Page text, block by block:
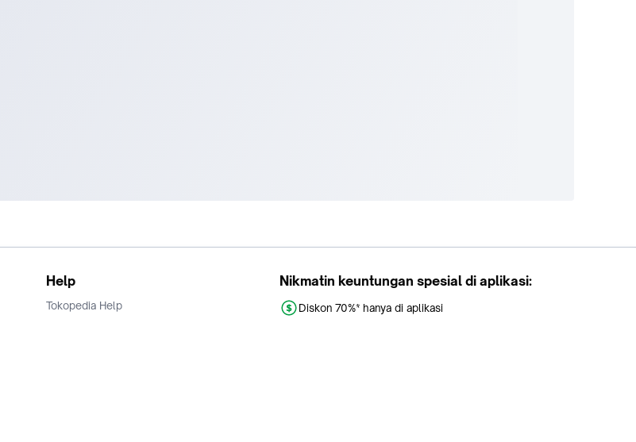
Help
Tokopedia Help
Nikmatin keuntungan spesial di aplikasi:
Diskon 70%* hanya di aplikasi